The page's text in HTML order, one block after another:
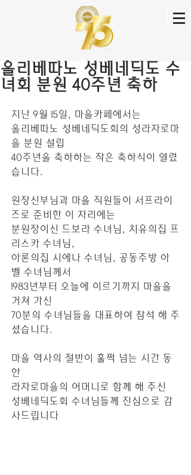
올리베따노 성베네딕도 수
녀회 분원 40주년 축하
지난 9월 15일, 마을카페에서는
올리베따노 성베네딕도회의 성라자로마
을 분원 설립
40주년을 축하하는 작은 축하식이 열렸
습니다.
원장신부님과 마을 직원들이 서프라이
즈로 준비한 이 자리에는
분원장이신 드보라 수녀님, 치유의집 프
리스카 수녀님,
아론의집 시에나 수녀님, 공동주방 아
벨 수녀님께서
1983년부터 오늘에 이르기까지 마을을
거쳐 가신
70분의 수녀님들을 대표하여 참석 해 주
셨습니다.
마을 역사의 절반이 훌쩍 넘는 시간 동
안
라자로마을의 어머니로 함께 해 주신
성베네딕도회 수녀님들께 진심으로 감
사드립니다